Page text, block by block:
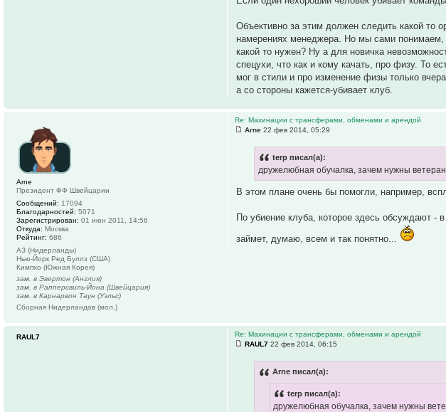
Объективно за этим должен следить какой то
намерениях менеджера. Но мы сами понимаем,
какой то нужен? Ну а для новичка
спецухи, что как и кому качать, про физу. То
мог в стили и про изменение физы только
а со стороны кажется-убивает клуб.
Re: Махинации с трансферами, обменами и арендой
Arne 22 фев 2014, 05:29
terp писал(а):
дружелюбная обучалка, зачем нужны
В этом плане очень бы помогли, например,
По убиение клуба, которое здесь обсуждают -
займет, думаю, всем и так понятно...
Arne
Президент ФФ Швейцарии
Сообщений: 17094
Благодарностей: 5071
Зарегистрирован: 01 июн 2011, 14:56
Откуда: Москва
Рейтинг: 686
АЗ (Нидерланды)
Нью-Йорк Ред Буллз (США)
Кимпхо (Южная Корея)
зам. в Эвертон (Англия)
зам. в Рапперсвиль-Йона (Швейцария)
зам. в Карнарвон Таун (Уэльс)
Сборная Нидерландов (мол.)
Re: Махинации с трансферами, обменами и арендой
RAUL7 22 фев 2014, 06:15
Arne писал(а):
terp писал(а):
дружелюбная обучалка, зачем нужны
RAUL7